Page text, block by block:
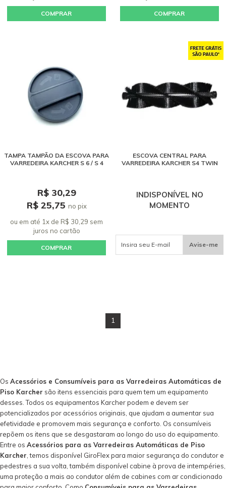
COMPRAR COMPRAR
TAMPA TAMPÃO DA ESCOVA PARA
VARREDEIRA KARCHER S 6 / S 4
R$ 30,29
R$ 25,75 no pix
ou em até 1x de R$ 30,29 sem
juros no cartão
COMPRAR
ESCOVA CENTRAL PARA
VARREDEIRA KARCHER S4 TWIN
INDISPONÍVEL NO
MOMENTO
Avise-me
1
Os Acessórios e Consumíveis para as Varredeiras Automáticas de
Piso Karcher são itens essenciais para quem tem um equipamento
desses. Todos os equipamentos Karcher podem e devem ser
potencializados por acessórios originais, que ajudam a aumentar sua
efetividade e promovem mais segurança e conforto. Os consumíveis
repõem os itens que se desgastaram ao longo do uso do equipamento.
Entre os Acessórios para as Varredeiras Automáticas de Piso
Karcher , temos disponível GiroFlex para maior segurança do condutor e
pedestres a sua volta, também disponível cabine à prova de intempéries,
uma proteção a mais ao condutor além de cabines com ar condicionado